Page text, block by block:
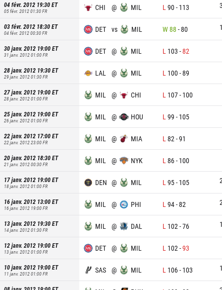
04 févr. 2012 19:30ET
05 févr. 2012 01:30FR CHI @ MIL L 90- 113
03 févr. 2012 18:30ET
04 févr. 2012 00:30FR DET vs MIL W88 -80
30 janv. 2012 19:00ET
31 janv. 2012 01:00FR DET @ MIL L 103 -82
28 janv. 2012 19:30ET
29 janv. 2012 01:30FR LAL @ MIL L 100-89
27 janv. 2012 19:00ET
28 janv. 2012 01:00FR MIL @ CHI L 107- 100
25 janv. 2012 19:00ET
26 janv. 2012 01:00FR MIL @ HOU L 99 - 105
22 janv. 2012 17:00ET
22 janv. 2012 23:00FR MIL @ MIA L 82 -91
20 janv. 2012 18:30ET
21 janv. 2012 00:30FR MIL @ NYK L 86- 100
17 janv. 2012 19:00ET
18 janv. 2012 01:00FR DEN @ MIL L 95- 105
16 janv. 2012 13:00ET
16 janv. 2012 19:00FR MIL @ PHI L 94-82
13 janv. 2012 19:30ET
14 janv. 2012 01:30FR MIL @ DAL L 102 -76
12 janv. 2012 19:00ET
13 janv. 2012 01:00FR DET @ MIL L 102 -93
10 janv. 2012 19:00ET
11 janv. 2012 01:00FR SAS @ MIL L 106- 103